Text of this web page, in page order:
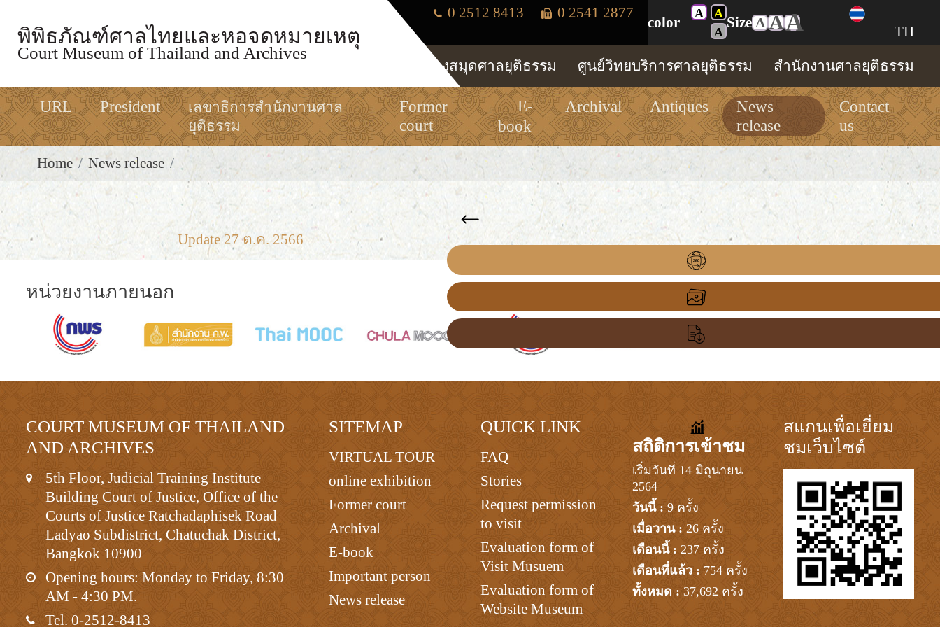
พิพิธภัณฑ์ศาลไทยและหอจดหมายเหตุ
Court Museum of Thailand and Archives
0 2512 8413 0 2541 2877
color
A
A
A
Size A AA TH
ห้องสมุดศาลยุติธรรม ศูนย์วิทยบริการศาลยุติธรรม สำนักงานศาลยุติธรรม
URL President
เลขาธิการสำนักงานศาล
ยุติธรรม
Former
court
E-
book
Archival Antiques
News
release
Contact
us
Home News release
Update 27 ต.ค. 2566
หน่วยงานภายนอก
COURT MUSEUM OF THAILAND
AND ARCHIVES
5th Floor, Judicial Training Institute
Building Court of Justice, Office of the
Courts of Justice Ratchadaphisek Road
Ladyao Subdistrict, Chatuchak District,
Bangkok 10900
Opening hours: Monday to Friday, 8:30
AM - 4:30 PM.
Tel. 0-2512-8413
SITEMAP
VIRTUAL TOUR
online exhibition
Former court
Archival
E-book
Important person
News release
QUICK LINK
FAQ
Stories
Request permission
to visit
Evaluation form of
Visit Musuem
Evaluation form of
Website Museum
สถิติการเข้าชม
เริ่มวันที่ 14 มิถุนายน
2564
วันนี้ : 9 ครั้ง
เมื่อวาน : 26 ครั้ง
เดือนนี้ : 237 ครั้ง
เดือนที่แล้ว : 754 ครั้ง
ทั้งหมด : 37,692 ครั้ง
สแกนเพื่อเยี่ยม
ชมเว็บไซต์